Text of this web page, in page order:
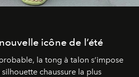
icône de l’été
la tong à talon s’impose
chaussure la plus